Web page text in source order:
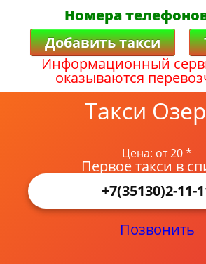
Номера
Добавить такси
Информационный
оказываются
Такси
Цена: от 20 *
Первое такси в
+7(35130)2-11-
Позвонить